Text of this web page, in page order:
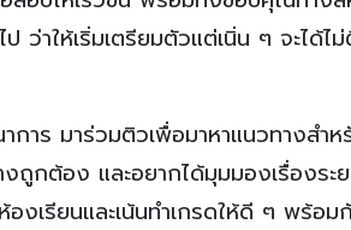
าให้เริ่มเตรียมตัวแต่เนิ่น ๆ จะได้ไม่
าร มาร่วมติวเพื่อมาหาแนวทางสำห
กต้อง และอยากได้มุมมองเรื่องระย
งเรียนและเน้นทำเกรดให้ดี ๆ พร้อ